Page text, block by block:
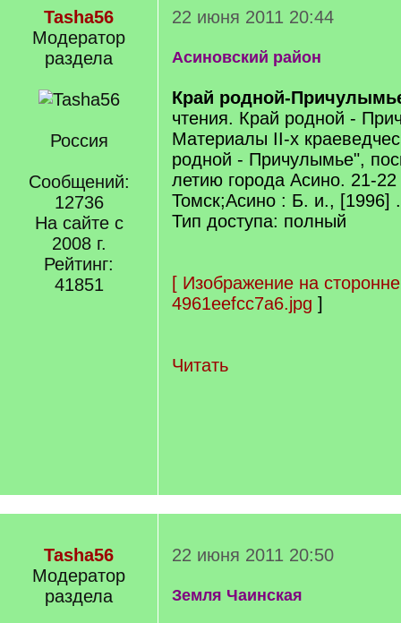
Tasha56
Модератор
раздела
Россия
Сообщений:
12736
На сайте с
2008 г.
Рейтинг:
41851
22 июня 2011 20:44
Асиновский район
Край родной-
чтения. Край родной -
Материалы II-х
родной - Причулымье",
летию города Асино. 21-
Томск;Асино : Б. и., [1996]
Тип доступа: полный
[ Изображение на
4961eefcc7a6.jpg ]
Читать
Tasha56
Модератор
раздела
22 июня 2011 20:50
Земля Чаинская